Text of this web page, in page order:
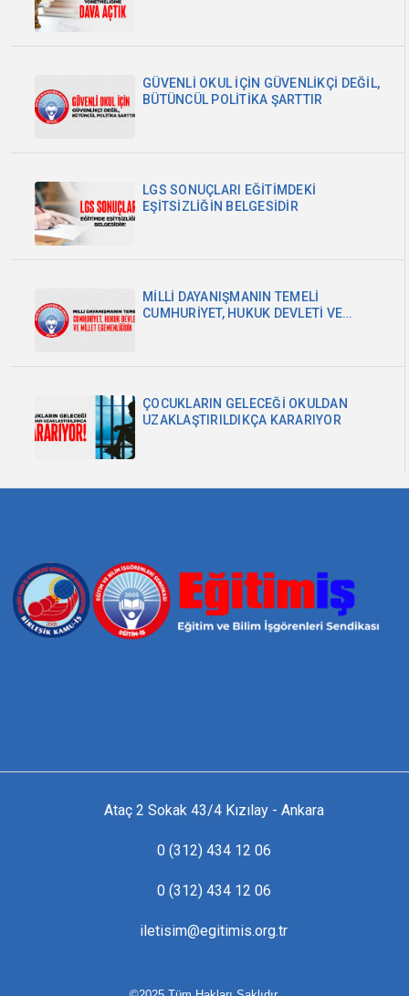
GÜVENLİ OKUL İÇİN GÜVENLİKÇİ DEĞİL,
BÜTÜNCÜL POLİTİKA ŞARTTIR
LGS SONUÇLARI EĞİTİMDEKİ
EŞİTSİZLİĞİN BELGESİDİR
MİLLİ DAYANIŞMANIN TEMELİ
CUMHURİYET, HUKUK DEVLETİ VE
ÇOCUKLARIN GELECEĞİ OKULDAN
UZAKLAŞTIRILDIKÇA KARARIYOR
Ataç 2 Sokak 43/4 Kızılay - Ankara
0 (312) 434 12 06
0 (312) 434 12 06
iletisim@egitimis.org.tr